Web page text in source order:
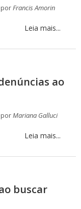
Francis Amorin
Leia mais...
ao
Mariana Galluci
Leia mais...
buscar